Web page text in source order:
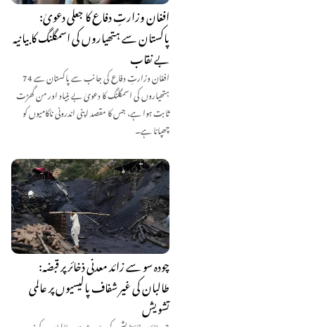
افغان وزارتِ دفاع کا جعلی دعویٰ:
پاکستان سے ہتھیاروں کی اسمگلنگ کا بیانیہ
بے نقاب
افغان وزارتِ دفاع کی جانب سے پاکستان سے 74
ہتھیاروں کی اسمگلنگ کا دعویٰ بے بنیاد اور من گھڑت
ثابت ہوا ہے، جس کا مقصد اپنی اندرونی ناکامیوں کو
چھپانا ہے۔
چودہ سو سے زائد معدنی ذخائر پر قبضہ:
طالبان کی غیر شفاف پالیسیوں پر عالمی
تشویش